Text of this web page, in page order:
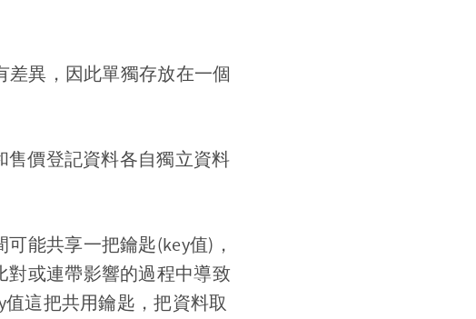
異，因此單獨存放在一個
售價登記資料各自獨立資料
能共享一把鑰匙(key值)，
對或連帶影響的過程中導致
這把共用鑰匙，把資料取